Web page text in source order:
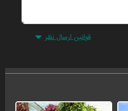
قوانین ارسال نظر